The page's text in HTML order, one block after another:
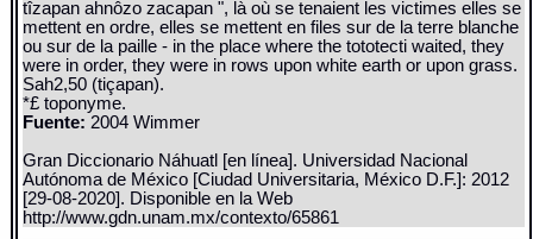
tîzapan ahnôzo zacapan ", là où se tenaient les victimes elles se
mettent en ordre, elles se mettent en files sur de la terre blanche
ou sur de la paille - in the place where the tototecti waited, they
were in order, they were in rows upon white earth or upon grass.
Sah2,50 (tiçapan).
*£ toponyme.
Fuente: 2004 Wimmer
Gran Diccionario Náhuatl [en línea]. Universidad Nacional
Autónoma de México [Ciudad Universitaria, México D.F.]: 2012
[29-08-2020]. Disponible en la Web
http://www.gdn.unam.mx/contexto/65861